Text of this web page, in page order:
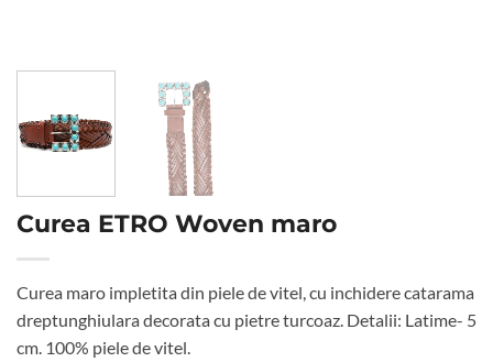
Curea ETRO Woven maro
Curea maro impletita din piele de vitel, cu inchidere catarama
dreptunghiulara decorata cu pietre turcoaz. Detalii: Latime- 5
cm. 100% piele de vitel.